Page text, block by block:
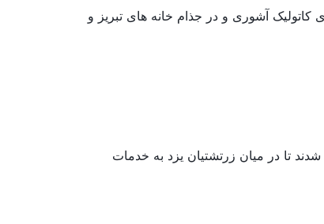
میسیونر در کلیسای کاتولیک آشوری و در جذام خانه های تبریز و
ایران گذاشتند، دو پزشک آلمانی بودند. این دو با زحمت فراوان ، در سال ۱۷۴۷ وارد ایران شدند تا در میان زرتشتیان یزد به خدمات